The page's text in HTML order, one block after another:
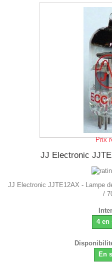
Prix
JJ Electronic
JJ Electronic JJTE12AX - Lampe
/
4 en
En